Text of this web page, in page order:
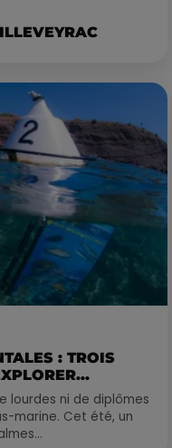
: TROIS
lourdes ni de diplômes
marine. Cet été, un